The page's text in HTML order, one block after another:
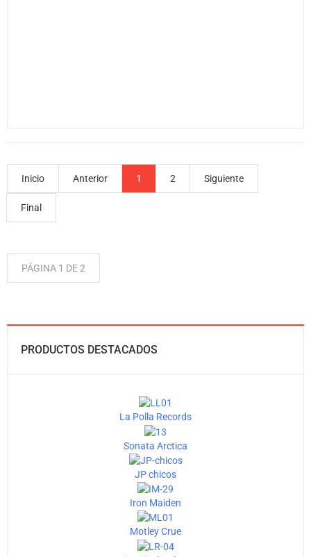
Inicio Anterior 1 2 Siguiente
Final
PÁGINA 1 DE 2
PRODUCTOS DESTACADOS
La Polla Records
Sonata Arctica
JP chicos
Iron Maiden
Motley Crue